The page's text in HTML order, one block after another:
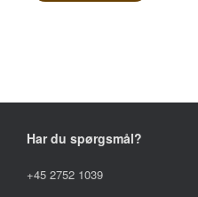
på
Har du spørgsmål?
+45 2752 1039